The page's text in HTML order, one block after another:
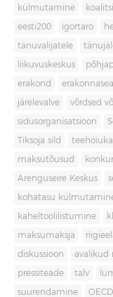
külmutamine
eesti200 igortaro
tänuvalijatele
liikuvuskeskus
erakond
järelevalve võrdsed
sidusorganisatsioon
Tiksoja sild
maksutõusud
Arenguseire Keskus
kohatasu
kaheltoolilistumine
maksumaksja
diskussioon avalikud
pressiteade talv
suurendamine OECD